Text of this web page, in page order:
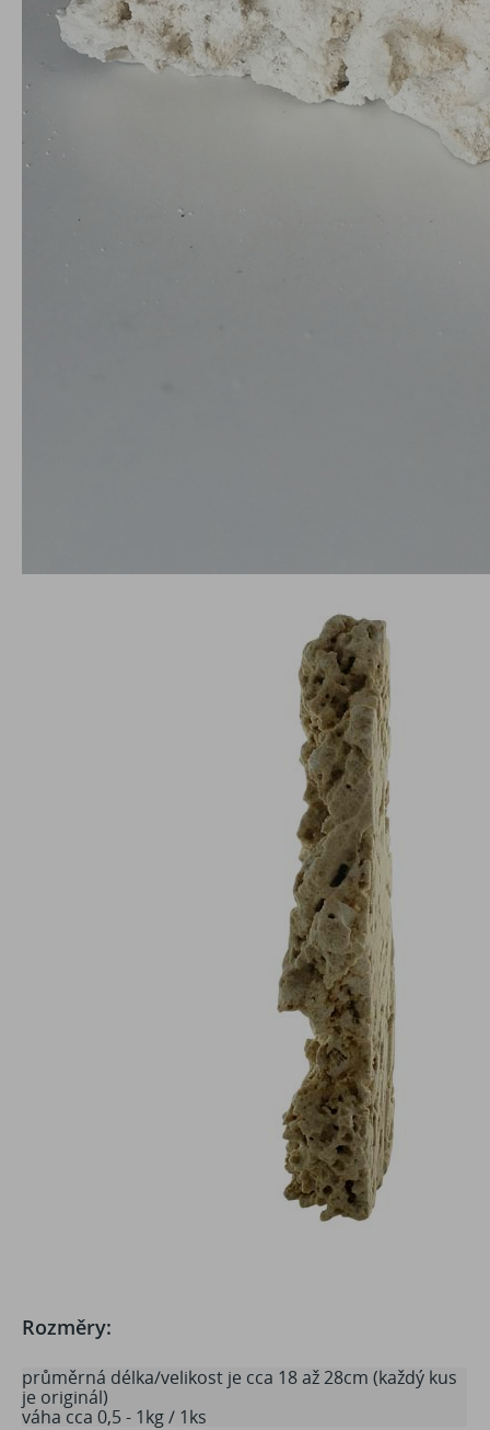
Rozměry:
průměrná délka/velikost je cca 18 až 28cm (každý kus
je originál)
váha cca 0,5 - 1kg / 1ks